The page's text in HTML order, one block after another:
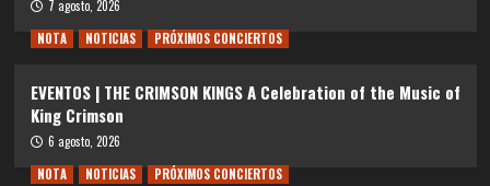
7 agosto, 2026
NOTA
NOTICIAS PRÓXIMOS CONCIERTOS
EVENTOS | THE CRIMSON KINGS A Celebration of the Music of
King Crimson
6 agosto, 2026
NOTA
NOTICIAS PRÓXIMOS CONCIERTOS